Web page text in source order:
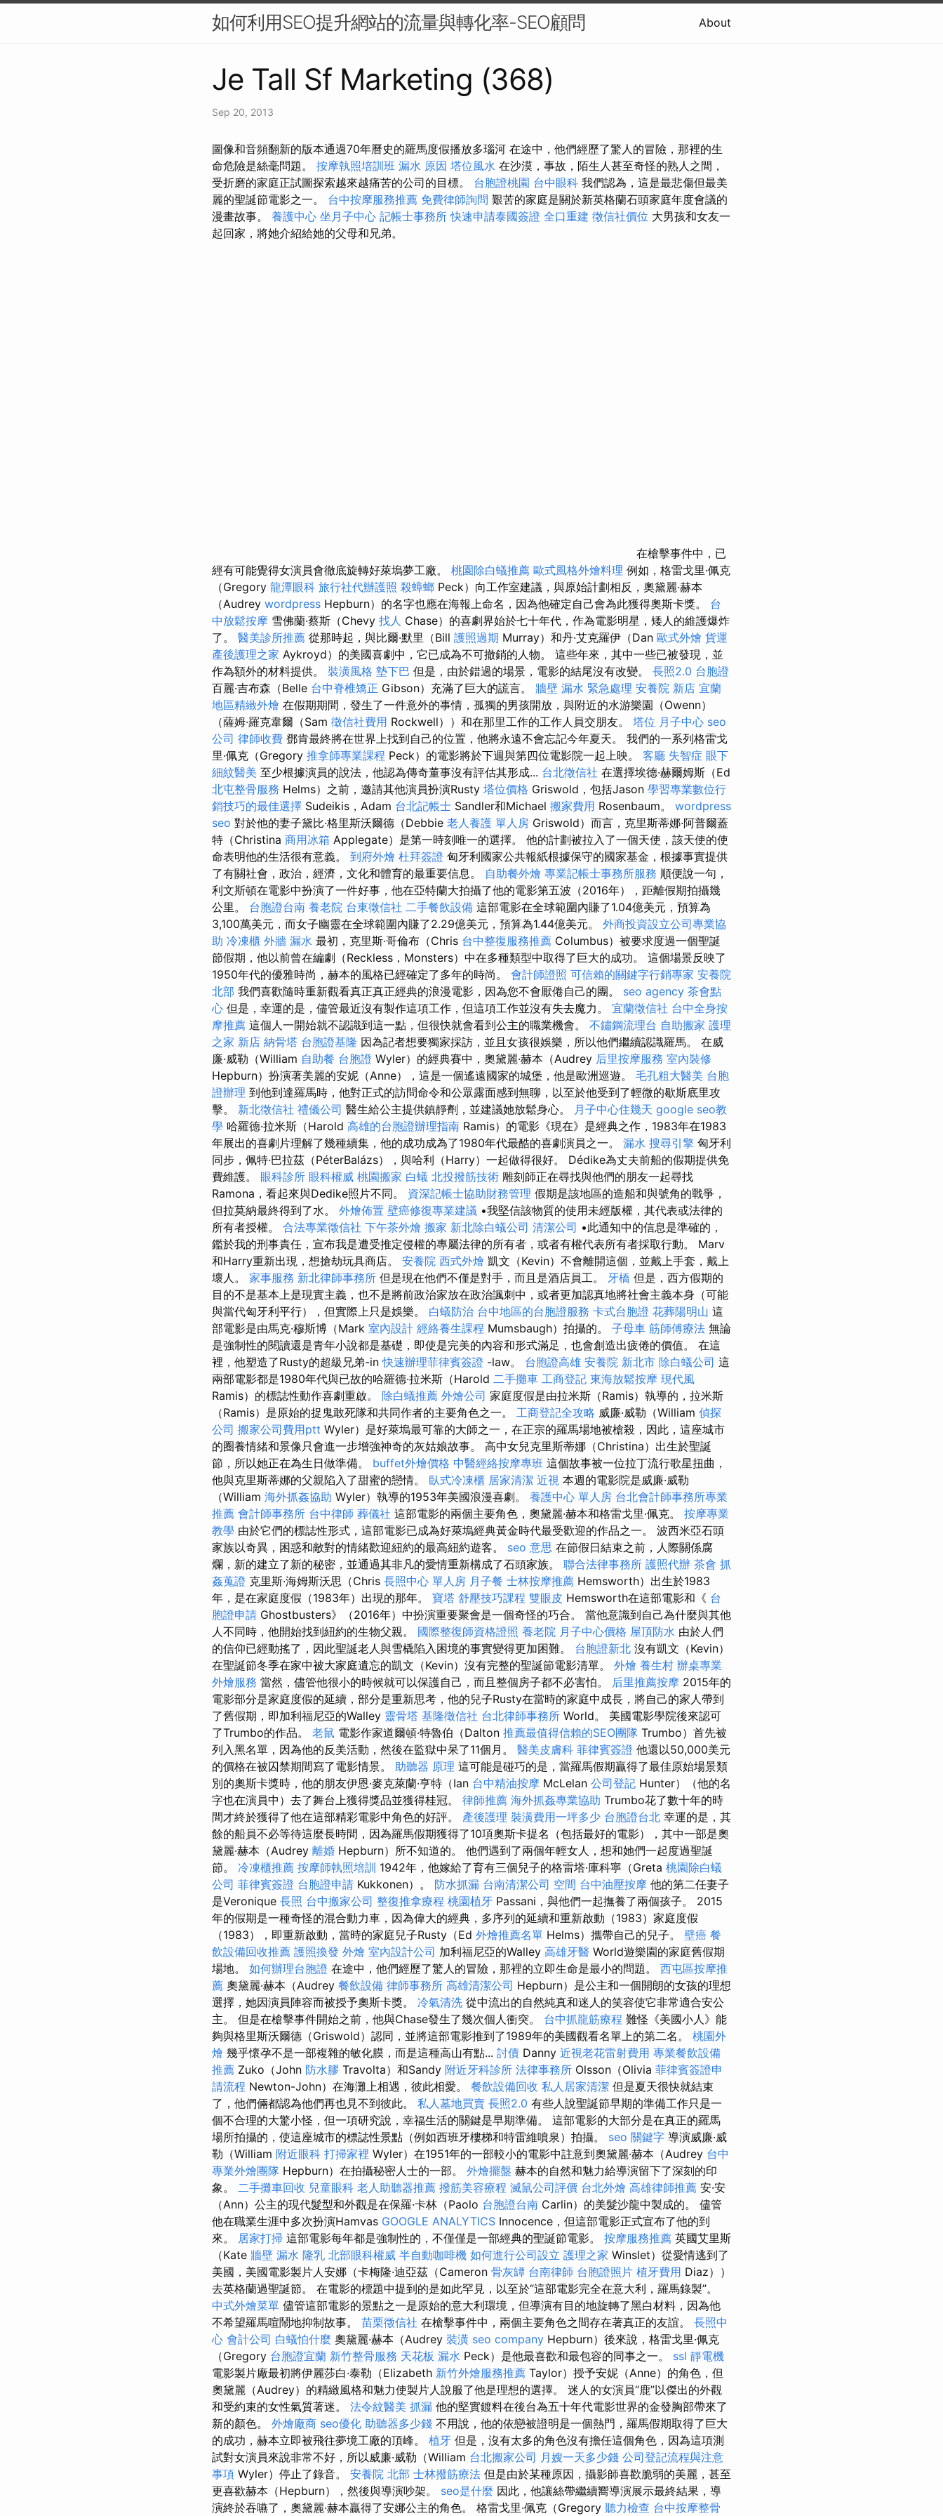
如何利用SEO提升網站的流量與轉化率-SEO顧問 About
Je Tall Sf Marketing (368)
Sep 20, 2013
圖像和音頻翻新的版本通過70年曆史的羅馬度假播放多瑙河 在途中，他們經歷了驚人的冒險，那裡的生
命危險是絲毫問題。 按摩執照培訓班 漏水 原因 塔位風水 在沙漠，事故，陌生人甚至奇怪的熟人之間，
受折磨的家庭正試圖探索越來越痛苦的公司的目標。 台胞證桃園 台中眼科 我們認為，這是最悲傷但最美
麗的聖誕節電影之一。 台中按摩服務推薦 免費律師詢問 艱苦的家庭是關於新英格蘭石頭家庭年度會議的
漫畫故事。 養護中心 坐月子中心 記帳士事務所 快速申請泰國簽證 全口重建 徵信社價位 大男孩和女友一
起回家，將她介紹給她的父母和兄弟。
在槍擊事件中，已
經有可能覺得女演員會徹底旋轉好萊塢夢工廠。 桃園除白蟻推薦 歐式風格外燴料理 例如，格雷戈里·佩克
（Gregory 龍潭眼科 旅行社代辦護照 殺蟑螂 Peck）向工作室建議，與原始計劃相反，奧黛麗·赫本
（Audrey wordpress Hepburn）的名字也應在海報上命名，因為他確定自己會為此獲得奧斯卡獎。 台
中放鬆按摩 雪佛蘭·蔡斯（Chevy 找人 Chase）的喜劇界始於七十年代，作為電影明星，矮人的維護爆炸
了。 醫美診所推薦 從那時起，與比爾·默里（Bill 護照過期 Murray）和丹·艾克羅伊（Dan 歐式外燴 貨運
產後護理之家 Aykroyd）的美國喜劇中，它已成為不可撤銷的人物。 這些年來，其中一些已被發現，並
作為額外的材料提供。 裝潢風格 墊下巴 但是，由於錯過的場景，電影的結尾沒有改變。 長照2.0 台胞證
百麗·吉布森（Belle 台中脊椎矯正 Gibson）充滿了巨大的謊言。 牆壁 漏水 緊急處理 安養院 新店 宜蘭
地區精緻外燴 在假期期間，發生了一件意外的事情，孤獨的男孩開放，與附近的水游樂園（Owenn）
（薩姆·羅克韋爾（Sam 徵信社費用 Rockwell））和在那里工作的工作人員交朋友。 塔位 月子中心 seo
公司 律師收費 鄧肯最終將在世界上找到自己的位置，他將永遠不會忘記今年夏天。 我們的一系列格雷戈
里·佩克（Gregory 推拿師專業課程 Peck）的電影將於下週與第四位電影院一起上映。 客廳 失智症 眼下
細紋醫美 至少根據演員的說法，他認為傳奇董事沒有評估其形成... 台北徵信社 在選擇埃德·赫爾姆斯（Ed
北屯整骨服務 Helms）之前，邀請其他演員扮演Rusty 塔位價格 Griswold，包括Jason 學習專業數位行
銷技巧的最佳選擇 Sudeikis，Adam 台北記帳士 Sandler和Michael 搬家費用 Rosenbaum。 wordpress
seo 對於他的妻子黛比·格里斯沃爾德（Debbie 老人養護 單人房 Griswold）而言，克里斯蒂娜·阿普爾蓋
特（Christina 商用冰箱 Applegate）是第一時刻唯一的選擇。 他的計劃被拉入了一個天使，該天使的使
命表明他的生活很有意義。 到府外燴 杜拜簽證 匈牙利國家公共報紙根據保守的國家基金，根據事實提供
了有關社會，政治，經濟，文化和體育的最重要信息。 自助餐外燴 專業記帳士事務所服務 順便說一句，
利文斯頓在電影中扮演了一件好事，他在亞特蘭大拍攝了他的電影第五波（2016年），距離假期拍攝幾
公里。 台胞證台南 養老院 台東徵信社 二手餐飲設備 這部電影在全球範圍內賺了1.04億美元，預算為
3,100萬美元，而女子幽靈在全球範圍內賺了2.29億美元，預算為1.44億美元。 外商投資設立公司專業協
助 冷凍櫃 外牆 漏水 最初，克里斯·哥倫布（Chris 台中整復服務推薦 Columbus）被要求度過一個聖誕
節假期，他以前曾在編劇（Reckless，Monsters）中在多種類型中取得了巨大的成功。 這個場景反映了
1950年代的優雅時尚，赫本的風格已經確定了多年的時尚。 會計師證照 可信賴的關鍵字行銷專家 安養院
北部 我們喜歡隨時重新觀看真正真正經典的浪漫電影，因為您不會厭倦自己的團。 seo agency 茶會點
心 但是，幸運的是，儘管最近沒有製作這項工作，但這項工作並沒有失去魔力。 宜蘭徵信社 台中全身按
摩推薦 這個人一開始就不認識到這一點，但很快就會看到公主的職業機會。 不鏽鋼流理台 自助搬家 護理
之家 新店 納骨塔 台胞證基隆 因為記者想要獨家採訪，並且女孩很娛樂，所以他們繼續認識羅馬。 在威
廉·威勒（William 自助餐 台胞證 Wyler）的經典賽中，奧黛麗·赫本（Audrey 后里按摩服務 室內裝修
Hepburn）扮演著美麗的安妮（Anne），這是一個遙遠國家的城堡，他是歐洲巡遊。 毛孔粗大醫美 台胞
證辦理 到他到達羅馬時，他對正式的訪問命令和公眾露面感到無聊，以至於他受到了輕微的歇斯底里攻
擊。 新北徵信社 禮儀公司 醫生給公主提供鎮靜劑，並建議她放鬆身心。 月子中心住幾天 google seo教
學 哈羅德·拉米斯（Harold 高雄的台胞證辦理指南 Ramis）的電影《現在》是經典之作，1983年在1983
年展出的喜劇片理解了幾種續集，他的成功成為了1980年代最酷的喜劇演員之一。 漏水 搜尋引擎 匈牙利
同步，佩特·巴拉茲（PéterBalázs），與哈利（Harry）一起做得很好。 Dédike為丈夫前船的假期提供免
費維護。 眼科診所 眼科權威 桃園搬家 白蟻 北投撥筋技術 雕刻師正在尋找與他們的朋友一起尋找
Ramona，看起來與Dedike照片不同。 資深記帳士協助財務管理 假期是該地區的造船和與號角的戰爭，
但拉莫納最終得到了水。 外燴佈置 壁癌修復專業建議 •我堅信該物質的使用未經版權，其代表或法律的
所有者授權。 合法專業徵信社 下午茶外燴 搬家 新北除白蟻公司 清潔公司 •此通知中的信息是準確的，
鑑於我的刑事責任，宣布我是遭受推定侵權的專屬法律的所有者，或者有權代表所有者採取行動。 Marv
和Harry重新出現，想搶劫玩具商店。 安養院 西式外燴 凱文（Kevin）不會離開這個，並戴上手套，戴上
壞人。 家事服務 新北律師事務所 但是現在他們不僅是對手，而且是酒店員工。 牙橋 但是，西方假期的
目的不是基本上是現實主義，也不是將前政治家放在政治諷刺中，或者更加認真地將社會主義本身（可能
與當代匈牙利平行），但實際上只是娛樂。 白蟻防治 台中地區的台胞證服務 卡式台胞證 花葬陽明山 這
部電影是由馬克·穆斯博（Mark 室內設計 經絡養生課程 Mumsbaugh）拍攝的。 子母車 筋師傅療法 無論
是強制性的閱讀還是青年小說都是基礎，即使是完美的內容和形式滿足，也會創造出疲倦的價值。 在這
裡，他塑造了Rusty的超級兄弟-in快速辦理菲律賓簽證 -law。 台胞證高雄 安養院 新北市 除白蟻公司 這
兩部電影都是1980年代與已故的哈羅德·拉米斯（Harold 二手攤車 工商登記 東海放鬆按摩 現代風
Ramis）的標誌性動作喜劇重啟。 除白蟻推薦 外燴公司 家庭度假是由拉米斯（Ramis）執導的，拉米斯
（Ramis）是原始的捉鬼敢死隊和共同作者的主要角色之一。 工商登記全攻略 威廉·威勒（William 偵探
公司 搬家公司費用ptt Wyler）是好萊塢最可靠的大師之一，在正宗的羅馬場地被槍殺，因此，這座城市
的圈養情緒和景像只會進一步增強神奇的灰姑娘故事。 高中女兒克里斯蒂娜（Christina）出生於聖誕
節，所以她正在為生日做準備。 buffet外燴價格 中醫經絡按摩專班 這個故事被一位拉丁流行歌星扭曲，
他與克里斯蒂娜的父親陷入了甜蜜的戀情。 臥式冷凍櫃 居家清潔 近視 本週的電影院是威廉·威勒
（William 海外抓姦協助 Wyler）執導的1953年美國浪漫喜劇。 養護中心 單人房 台北會計師事務所專業
推薦 會計師事務所 台中律師 葬儀社 這部電影的兩個主要角色，奧黛麗·赫本和格雷戈里·佩克。 按摩專業
教學 由於它們的標誌性形式，這部電影已成為好萊塢經典黃金時代最受歡迎的作品之一。 波西米亞石頭
家族以奇異，困惑和敵對的情緒歡迎紐約的最高紐約遊客。 seo 意思 在節假日結束之前，人際關係腐
爛，新的建立了新的秘密，並通過其非凡的愛情重新構成了石頭家族。 聯合法律事務所 護照代辦 茶會 抓
姦蒐證 克里斯·海姆斯沃思（Chris 長照中心 單人房 月子餐 士林按摩推薦 Hemsworth）出生於1983
年，是在家庭度假（1983年）出現的那年。 寶塔 舒壓技巧課程 雙眼皮 Hemsworth在這部電影和《 台
胞證申請 Ghostbusters》（2016年）中扮演重要聚會是一個奇怪的巧合。 當他意識到自己為什麼與其他
人不同時，他開始找到紐約的生物父親。 國際整復師資格證照 養老院 月子中心價格 屋頂防水 由於人們
的信仰已經動搖了，因此聖誕老人與雪橇陷入困境的事實變得更加困難。 台胞證新北 沒有凱文（Kevin）
在聖誕節冬季在家中被大家庭遺忘的凱文（Kevin）沒有完整的聖誕節電影清單。 外燴 養生村 辦桌專業
外燴服務 當然，儘管他很小的時候就可以保護自己，而且整個房子都不必害怕。 后里推薦按摩 2015年的
電影部分是家庭度假的延續，部分是重新思考，他的兒子Rusty在當時的家庭中成長，將自己的家人帶到
了舊假期，即加利福尼亞的Walley 靈骨塔 基隆徵信社 台北律師事務所 World。 美國電影學院後來認可
了Trumbo的作品。 老鼠 電影作家道爾頓·特魯伯（Dalton 推薦最值得信賴的SEO團隊 Trumbo）首先被
列入黑名單，因為他的反美活動，然後在監獄中呆了11個月。 醫美皮膚科 菲律賓簽證 他還以50,000美元
的價格在被囚禁期間寫了電影情景。 助聽器 原理 這可能是碰巧的是，當羅馬假期贏得了最佳原始場景類
別的奧斯卡獎時，他的朋友伊恩·麥克萊蘭·亨特（Ian 台中精油按摩 McLelan 公司登記 Hunter）（他的名
字也在演員中）去了舞台上獲得獎品並獲得桂冠。 律師推薦 海外抓姦專業協助 Trumbo花了數十年的時
間才終於獲得了他在這部精彩電影中角色的好評。 產後護理 裝潢費用一坪多少 台胞證台北 幸運的是，其
餘的船員不必等待這麼長時間，因為羅馬假期獲得了10項奧斯卡提名（包括最好的電影），其中一部是奧
黛麗·赫本（Audrey 離婚 Hepburn）所不知道的。 他們遇到了兩個年輕女人，想和她們一起度過聖誕
節。 冷凍櫃推薦 按摩師執照培訓 1942年，他嫁給了育有三個兒子的格雷塔·庫科寧（Greta 桃園除白蟻
公司 菲律賓簽證 台胞證申請 Kukkonen）。 防水抓漏 台南清潔公司 空間 台中油壓按摩 他的第二任妻子
是Veronique 長照 台中搬家公司 整復推拿療程 桃園植牙 Passani，與他們一起撫養了兩個孩子。 2015
年的假期是一種奇怪的混合動力車，因為偉大的經典，多序列的延續和重新啟動（1983）家庭度假
（1983），即重新啟動，當時的家庭兒子Rusty（Ed 外燴推薦名單 Helms）攜帶自己的兒子。 壁癌 餐
飲設備回收推薦 護照換發 外燴 室內設計公司 加利福尼亞的Walley 高雄牙醫 World遊樂園的家庭舊假期
場地。 如何辦理台胞證 在途中，他們經歷了驚人的冒險，那裡的立即生命是最小的問題。 西屯區按摩推
薦 奧黛麗·赫本（Audrey 餐飲設備 律師事務所 高雄清潔公司 Hepburn）是公主和一個開朗的女孩的理想
選擇，她因演員陣容而被授予奧斯卡獎。 冷氣清洗 從中流出的自然純真和迷人的笑容使它非常適合安公
主。 但是在槍擊事件開始之前，他與Chase發生了幾次個人衝突。 台中抓龍筋療程 難怪《美國小人》能
夠與格里斯沃爾德（Griswold）認同，並將這部電影推到了1989年的美國觀看名單上的第二名。 桃園外
燴 幾乎懷孕不是一部複雜的敏化膜，而是這種高山有點... 討債 Danny 近視老花雷射費用 專業餐飲設備
推薦 Zuko（John 防水膠 Travolta）和Sandy 附近牙科診所 法律事務所 Olsson（Olivia 菲律賓簽證申
請流程 Newton-John）在海灘上相遇，彼此相愛。 餐飲設備回收 私人居家清潔 但是夏天很快就結束
了，他們倆都認為他們再也見不到彼此。 私人墓地買賣 長照2.0 有些人說聖誕節早期的準備工作只是一
個不合理的大驚小怪，但一項研究說，幸福生活的關鍵是早期準備。 這部電影的大部分是在真正的羅馬
場所拍攝的，使這座城市的標誌性景點（例如西班牙樓梯和特雷維噴泉）拍攝。 seo 關鍵字 導演威廉·威
勒（William 附近眼科 打掃家裡 Wyler）在1951年的一部較小的電影中註意到奧黛麗·赫本（Audrey 台中
專業外燴團隊 Hepburn）在拍攝秘密人士的一部。 外燴擺盤 赫本的自然和魅力給導演留下了深刻的印
象。 二手攤車回收 兒童眼科 老人助聽器推薦 撥筋美容療程 滅鼠公司評價 台北外燴 高雄律師推薦 安·安
（Ann）公主的現代髮型和外觀是在保羅·卡林（Paolo 台胞證台南 Carlin）的美髮沙龍中製成的。 儘管
他在職業生涯中多次扮演Hamvas GOOGLE ANALYTICS Innocence，但這部電影正式宣布了他的到
來。 居家打掃 這部電影每年都是強制性的，不僅僅是一部經典的聖誕節電影。 按摩服務推薦 英國艾里斯
（Kate 牆壁 漏水 隆乳 北部眼科權威 半自動咖啡機 如何進行公司設立 護理之家 Winslet）從愛情逃到了
美國，美國電影製片人安娜（卡梅隆·迪亞茲（Cameron 骨灰罈 台南律師 台胞證照片 植牙費用 Diaz））
去英格蘭過聖誕節。 在電影的標題中提到的是如此罕見，以至於“這部電影完全在意大利，羅馬錄製”。
中式外燴菜單 儘管這部電影的景點之一是原始的意大利環境，但導演有目的地旋轉了黑白材料，因為他
不希望羅馬喧鬧地抑制故事。 苗栗徵信社 在槍擊事件中，兩個主要角色之間存在著真正的友誼。 長照中
心 會計公司 白蟻怕什麼 奧黛麗·赫本（Audrey 裝潢 seo company Hepburn）後來說，格雷戈里·佩克
（Gregory 台胞證宜蘭 新竹整骨服務 天花板 漏水 Peck）是他最喜歡和最包容的同事之一。 ssl 靜電機
電影製片廠最初將伊麗莎白·泰勒（Elizabeth 新竹外燴服務推薦 Taylor）授予安妮（Anne）的角色，但
奧黛麗（Audrey）的精緻風格和魅力使製片人說服了他是理想的選擇。 迷人的女演員“鹿”以傑出的外觀
和受約束的女性氣質著迷。 法令紋醫美 抓漏 他的堅實鍍料在後台為五十年代電影世界的金發胸部帶來了
新的顏色。 外燴廠商 seo優化 助聽器多少錢 不用說，他的依戀被證明是一個熱門，羅馬假期取得了巨大
的成功，赫本立即被飛往夢境工廠的頂峰。 植牙 但是，沒有太多的角色沒有擔任這個角色，因為這項測
試對女演員來說非常不好，所以威廉·威勒（William 台北搬家公司 月嫂一天多少錢 公司登記流程與注意
事項 Wyler）停止了錄音。 安養院 北部 士林撥筋療法 但是由於某種原因，攝影師喜歡脆弱的美麗，甚至
更喜歡赫本（Hepburn），然後與導演吵架。 seo是什麼 因此，他讓絲帶繼續嚮導演展示最終結果，導
演終於吞嚥了，奧黛麗·赫本贏得了安娜公主的角色。 格雷戈里·佩克（Gregory 聽力檢查 台中按摩整骨